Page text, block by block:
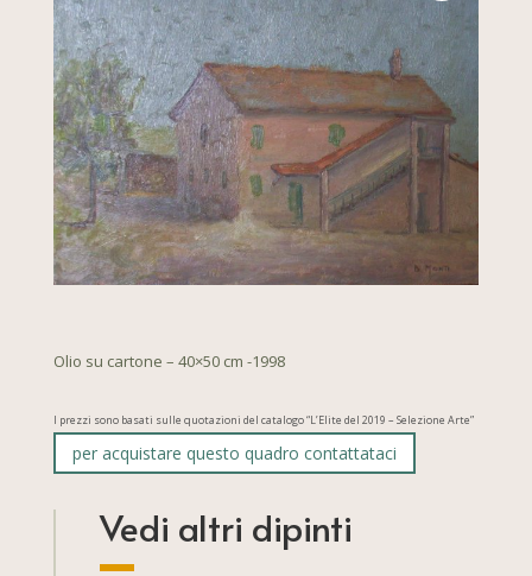
Olio su cartone – 40×50 cm -1998
I prezzi sono basati sulle quotazioni del catalogo “L’Elite del 2019 – Selezione Arte”
per acquistare questo quadro contattataci
Vedi altri dipinti